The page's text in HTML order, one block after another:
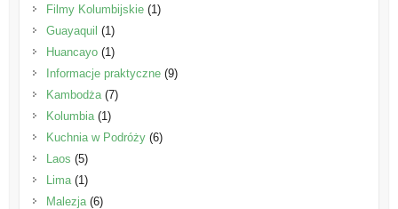
Filmy Kolumbijskie(1)
Guayaquil (1)
Huancayo(1)
Informacje praktyczne(9)
Kambodża(7)
Kolumbia(1)
Kuchnia w Podróży(6)
Laos (5)
Lima(1)
Malezja(6)